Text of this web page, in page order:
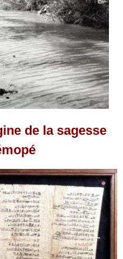
de la sagesse